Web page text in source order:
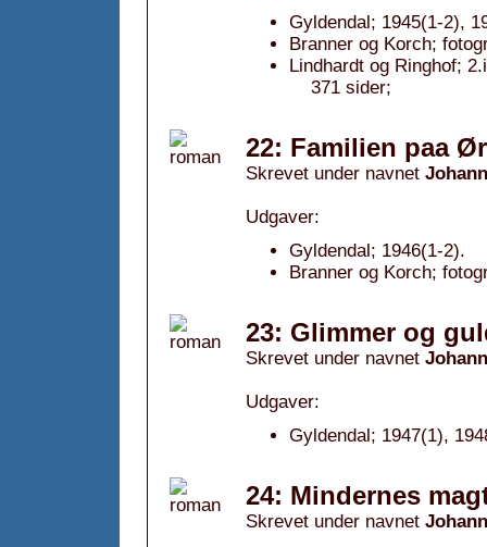
Gyldendal; 1945(1-2),
Branner og Korch;
Lindhardt og Ringhof;
371 sider;
22: Familien paa
Skrevet under navnet
Udgaver:
Gyldendal; 1946(1-2).
Branner og Korch;
23: Glimmer og
Skrevet under navnet
Udgaver:
Gyldendal; 1947(1),
24: Mindernes
Skrevet under navnet